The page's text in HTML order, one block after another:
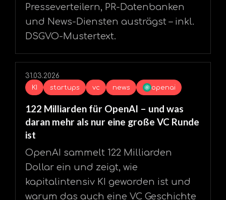
Presseverteilern, PR-Datenbanken
und News-Diensten austrägst – inkl.
DSGVO-Mustertext.
31.03.2026
KI
startups vc news openai
122 Milliarden für OpenAI – und was
daran mehr als nur eine große VC Runde
ist
OpenAI sammelt 122 Milliarden
Dollar ein und zeigt, wie
kapitalintensiv KI geworden ist und
warum das auch eine VC Geschichte